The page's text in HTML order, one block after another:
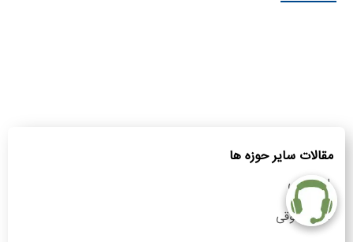
مقالات سایر حوزه ها
امور ثبتی
امور حقوقی